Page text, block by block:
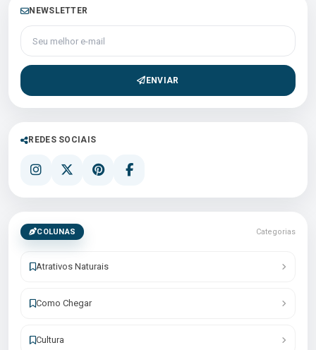
NEWSLETTER
Seu melhor e-mail
ENVIAR
REDES SOCIAIS
COLUNAS Categorias
Atrativos Naturais
Como Chegar
Cultura